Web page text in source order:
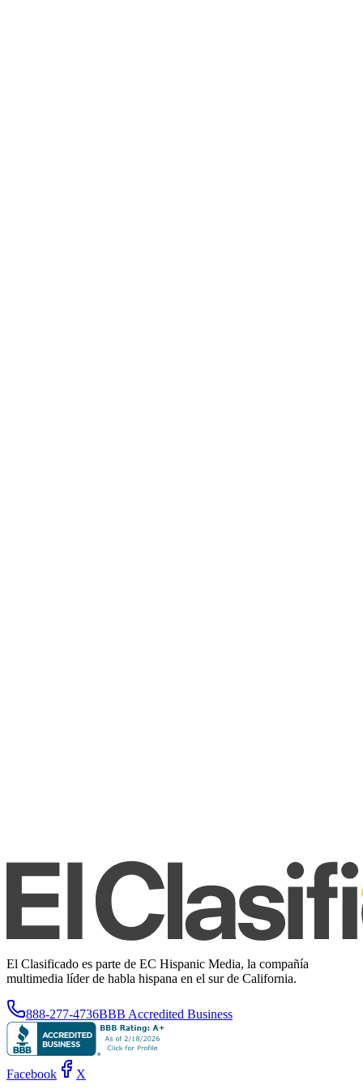
El Clasificado es parte de EC Hispanic Media, la compañía
multimedia líder de habla hispana en el sur de California.
888-277-4736BBB Accredited Business
Facebook X